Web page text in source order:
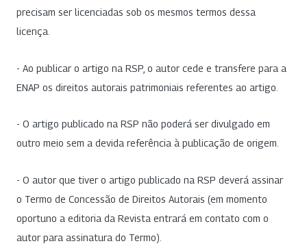
precisam ser licenciadas sob os mesmos termos dessa
licença.
- Ao publicar o artigo na RSP, o autor cede e transfere para a
ENAP os direitos autorais patrimoniais referentes ao artigo.
- O artigo publicado na RSP não poderá ser divulgado em
outro meio sem a devida referência à publicação de origem.
- O autor que tiver o artigo publicado na RSP deverá assinar
o Termo de Concessão de Direitos Autorais (em momento
oportuno a editoria da Revista entrará em contato com o
autor para assinatura do Termo).